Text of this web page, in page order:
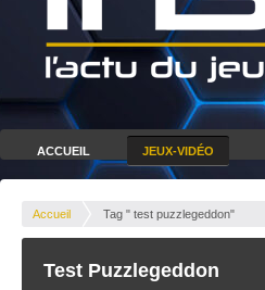
ACCUEIL JEUX-VIDÉO
Accueil Tag " test puzzlegeddon"
Test Puzzlegeddon